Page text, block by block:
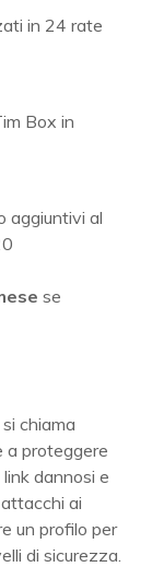
in 24 rate
Box in
aggiuntivi al
se
si chiama
a proteggere
dannosi e
ai
un profilo per
di sicurezza.